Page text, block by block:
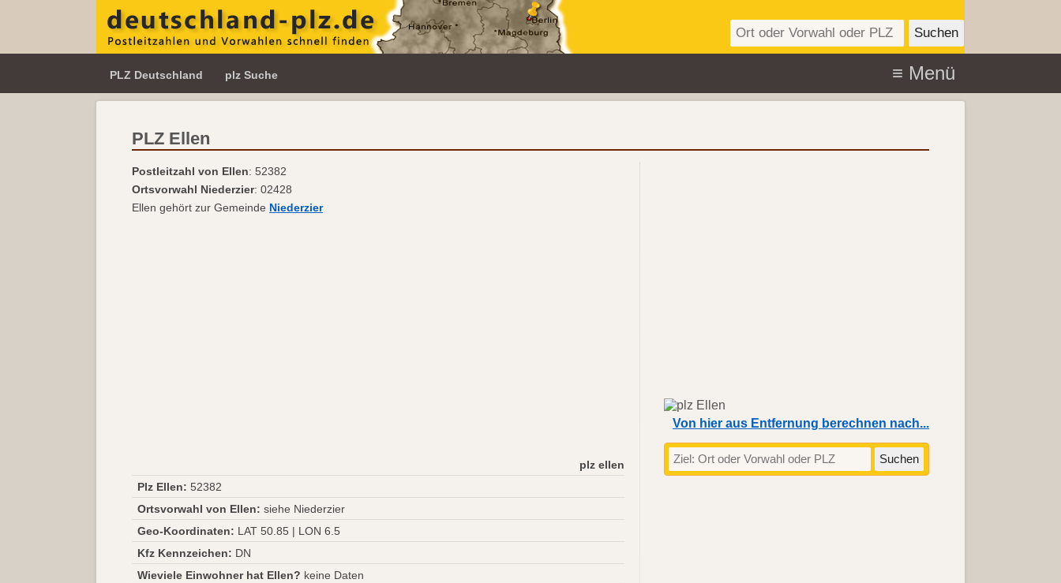
PLZ Deutschland plz Suche
PLZ Ellen
Postleitzahl von Ellen: 52382
Ortsvorwahl Niederzier: 02428
Ellen gehört zur Gemeinde Niederzier
plz ellen
Plz Ellen: 52382
Ortsvorwahl von Ellen: siehe Niederzier
Geo-Koordinaten: LAT 50.85 | LON 6.5
Kfz Kennzeichen: DN
Wieviele Einwohner hat Ellen? keine Daten
Von hier aus Entfernung berechnen nach...